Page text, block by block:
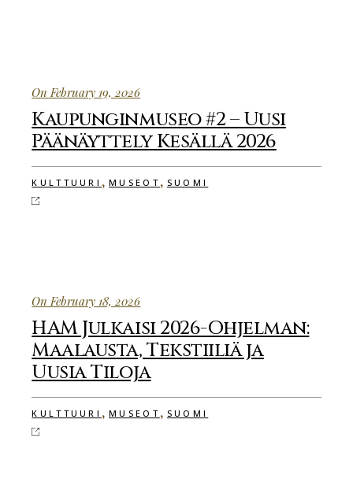
On February 19, 2026
Kaupunginmuseo #2 – Uusi
Päänäyttely Kesällä 2026
KULTTUURI ,MUSEOT , SUOMI
On February 18, 2026
HAM Julkaisi 2026-Ohjelman:
Maalausta, Tekstiiliä ja
Uusia Tiloja
KULTTUURI ,MUSEOT , SUOMI